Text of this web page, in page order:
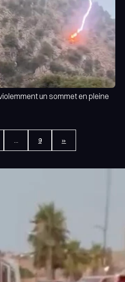
un sommet en pleine
9 »